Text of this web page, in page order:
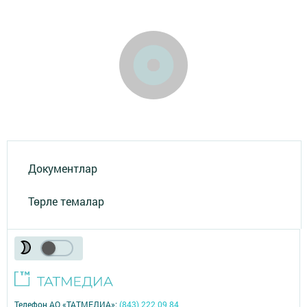
Документлар
Төрле темалар
Телефон АО «ТАТМЕДИА»:(843) 222 09 84